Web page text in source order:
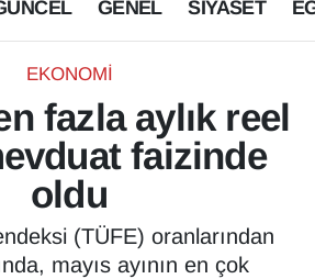
GENEL SİYASET
EKONOMİ
fazla aylık reel
faizinde
oldu
(TÜFE) oranlarından
mayıs ayının en çok
Haritası
Durumu ve Fikstür